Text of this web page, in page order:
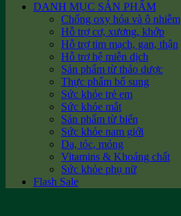
DANH MỤC SẢN PHẨM
Chống oxy hóa và ô nhiễm
Hỗ trợ cơ, xương, khớp
Hỗ trợ tim mạch, gan, thận
Hỗ trợ hệ miễn dịch
Sản phẩm từ thảo dược
Thực phẩm bổ sung
Sức khỏe trẻ em
Sức khỏe mắt
Sản phẩm từ biển
Sức khỏe nam giới
Da, tóc, móng
Vitamins & Khoáng chất
Sức khỏe phụ nữ
Flash Sale